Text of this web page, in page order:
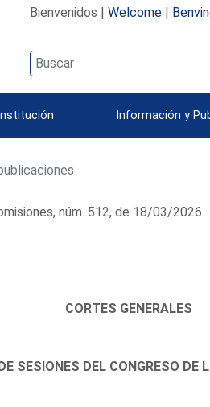
Bienvenidos | Welcome|
Información y
núm. 512, de 18/03/2026
CORTES GENERALES
SESIONES DEL CONGRESO DE